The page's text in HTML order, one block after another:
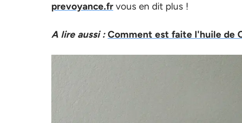
prevoyance.fr vous en dit plus !
A lire aussi : Comment est faite l'huile de